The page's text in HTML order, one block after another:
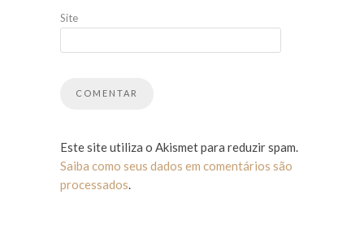
Site
Este site utiliza o Akismet para reduzir spam.
Saiba como seus dados em comentários são
processados.